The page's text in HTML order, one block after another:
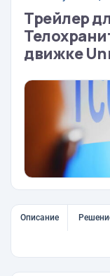
Трейлер
движке
Описание